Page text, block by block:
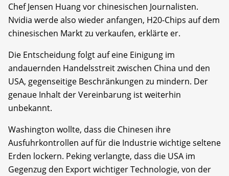
Chef Jensen Huang vor chinesischen Journalisten.
Nvidia werde also wieder anfangen, H20-Chips auf dem
chinesischen Markt zu verkaufen, erklärte er.
Die Entscheidung folgt auf eine Einigung im
andauernden Handelsstreit zwischen China und den
USA, gegenseitige Beschränkungen zu mindern. Der
genaue Inhalt der Vereinbarung ist weiterhin
unbekannt.
Washington wollte, dass die Chinesen ihre
Ausfuhrkontrollen auf für die Industrie wichtige seltene
Erden lockern. Peking verlangte, dass die USA im
Gegenzug den Export wichtiger Technologie, von der